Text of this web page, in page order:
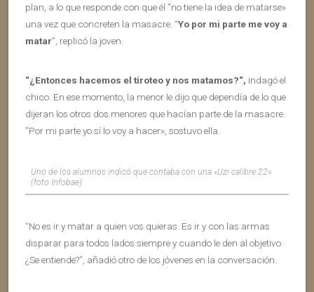
plan, a lo que responde con que él ”no tiene la idea de matarse»
una vez que concreten la masacre. “Yo por mi parte me voy a
matar”, replicó la joven.
“¿Entonces hacemos el tiroteo y nos matamos?“, indagó el
chico. En ese momento, la menor le dijo que dependía de lo que
dijeran los otros dos menores que hacían parte de la masacre.
”Por mi parte yo sí lo voy a hacer», sostuvo ella.
Uno de los alumnos indicó que contaba con una «Uzi calibre 22»
(foto Infobae)
“No es ir y matar a quien vos quieras. Es ir y con las armas
disparar para todos lados siempre y cuando le den al objetivo.
¿Se entiende?”, añadió otro de los jóvenes en la conversación.